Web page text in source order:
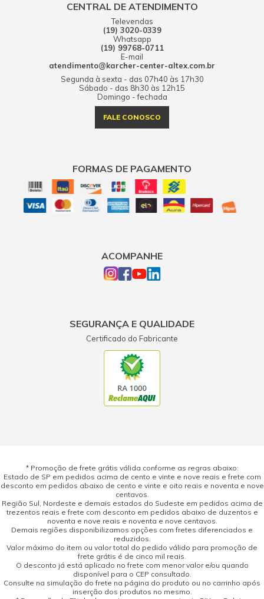
CENTRAL DE ATENDIMENTO
Televendas
(19) 3020-0339
Whatsapp
(19) 99768-0711
E-mail
atendimento@karcher-center-altex.com.br
Segunda à sexta - das 07h40 às 17h30
Sábado - das 8h30 às 12h15
Domingo - fechada
FALE CONOSCO
FORMAS DE PAGAMENTO
ACOMPANHE
SEGURANÇA E QUALIDADE
Certificado do Fabricante
* Promoção de frete grátis válida conforme as regras abaixo:
Estado de SP em pedidos acima de cento e vinte e nove reais e frete com
desconto em pedidos abaixo de cento e vinte e oito reais e noventa e nove
centavos.
Região Sul, Nordeste e demais estados do Sudeste em pedidos acima de
trezentos reais e frete com desconto em pedidos abaixo de duzentos e
noventa e nove reais e noventa e nove centavos.
Demais regiões disponibilizamos opções com fretes diferenciados e
reduzidos.
Valor máximo do item ou valor total do pedido válido para promoção de
frete grátis é de cinco mil reais.
O desconto já está aplicado no frete com menor valor e/ou quando
disponível para o CEP consultado.
Consulte na simulação do frete na página do produto ou no carrinho após
inserção dos produtos no mesmo.